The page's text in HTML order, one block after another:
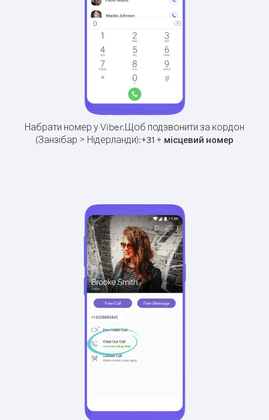
Набрати номер у Viber.Щоб подзвонити за кордон
(Занзібар > Нідерланди):+31 + місцевий номер